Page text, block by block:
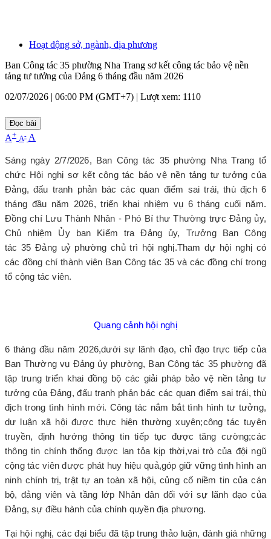
Hoạt động sở, ngành, địa phương
Ban Công tác 35 phường Nha Trang sơ kết công tác bảo vệ nền
tảng tư tưởng của Đảng 6 tháng đầu năm 2026
02/07/2026 | 06:00 PM (GMT+7) | Lượt xem: 1110
Đọc bài
A+ A- A
Sáng ngày 2/7/2026, Ban Công tác 35 phường Nha Trang tổ
chức Hội nghị sơ kết công tác bảo vệ nền tảng tư tưởng của
Đảng, đấu tranh phản bác các quan điểm sai trái, thù địch 6
tháng đầu năm 2026, triển khai nhiệm vụ 6 tháng cuối năm.
Đồng chí Lưu Thành Nhân - Phó Bí thư Thường trực Đảng ủy,
Chủ nhiệm Ủy ban Kiểm tra Đảng ủy, Trưởng Ban Công
tác 35Đảng uỷ phường chủ trì hội nghị.Tham dự hội nghị có
các đồng chí thành viên Ban Công tác 35 và các đồng chí trong
tổ cộng tác viên.
Quang cảnh hội nghị
6 tháng đầu năm 2026,dưới sự lãnh đạo, chỉ đạo trực tiếp của
Ban Thường vụ Đảng ủy phường, BanCông tác 35 phường đã
tập trung triển khai đồng bộ các giải pháp bảo vệ nền tảng tư
tưởng của Đảng, đấu tranh phản bác các quan điểm sai trái, thù
địch trong tình hình mới. Công tác nắm bắt tình hình tư tưởng,
dư luận xã hội được thực hiện thường xuyên;công tác tuyên
truyền, định hướng thông tin tiếp tục được tăng cường;các
thông tin chính thống được lan tỏa kịp thời,vai trò của đội ngũ
cộng tác viên được phát huy hiệu quả,góp giữ vững tình hình an
ninh chính trị, trật tự an toàn xã hội, củng cố niềm tin của cán
bộ, đảng viên và tầng lớp Nhân dân đối với sự lãnh đạo của
Đảng, sự điều hành của chính quyền địa phương.
Tại hội nghị, các đại biểu đã tập trung thảo luận, đánh giá những